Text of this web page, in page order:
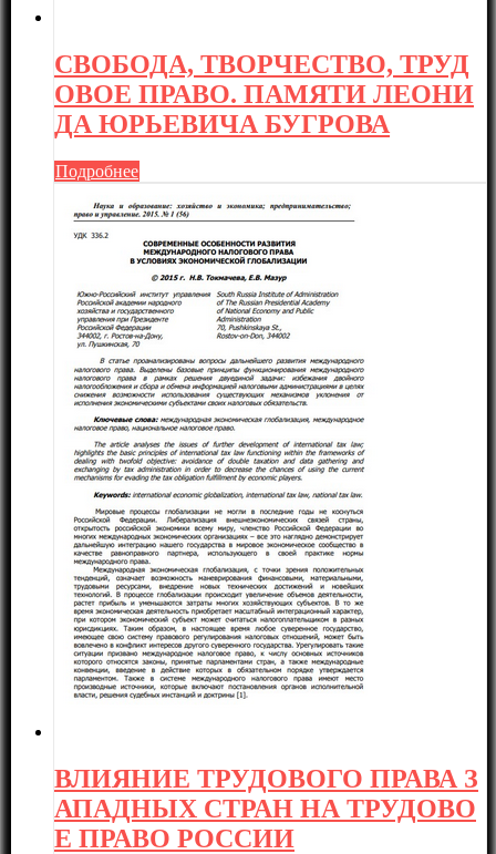
СВОБОДА, ТВОРЧЕСТВО, ТРУД
ОВОЕ ПРАВО. ПАМЯТИ ЛЕОНИ
ДА ЮРЬЕВИЧА БУГРОВА
Подробнее
ВЛИЯНИЕ ТРУДОВОГО ПРАВА З
АПАДНЫХ СТРАН НА ТРУДОВО
Е ПРАВО РОССИИ